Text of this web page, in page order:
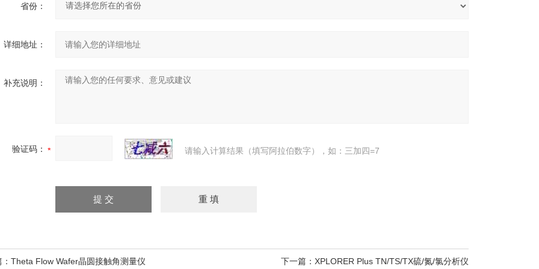
省份：
详细地址：
补充说明：
验证码： 请输入计算结果（填写阿拉伯数字），如：三加四=7
Theta Flow Wafer晶圆接触角测量仪 下一篇： XPLORER Plus TN/TS/TX硫/氮/氯分析仪